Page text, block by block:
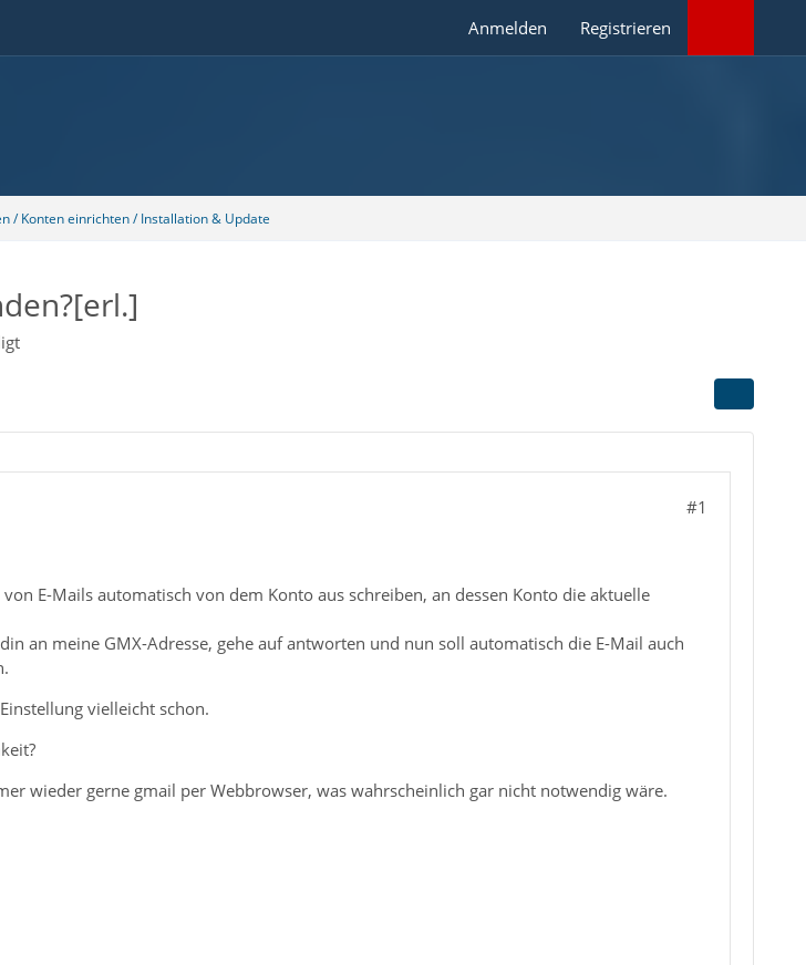
Anmelden Registrieren
/ Konten einrichten / Installation & Update
#1
E-Mails automatisch von dem Konto aus schreiben, an dessen Konto die aktuelle
an meine GMX-Adresse, gehe auf antworten und nun soll automatisch die E-Mail auch
vielleicht schon.
wieder gerne gmail per Webbrowser, was wahrscheinlich gar nicht notwendig wäre.